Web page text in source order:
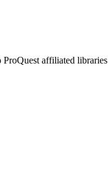
affiliated libraries